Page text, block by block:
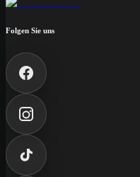
Folgen Sie uns